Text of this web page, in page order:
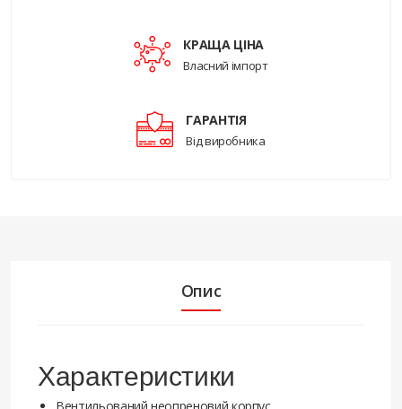
КРАЩА ЦІНА
Власний імпорт
ГАРАНТІЯ
Від виробника
Опис
Характеристики